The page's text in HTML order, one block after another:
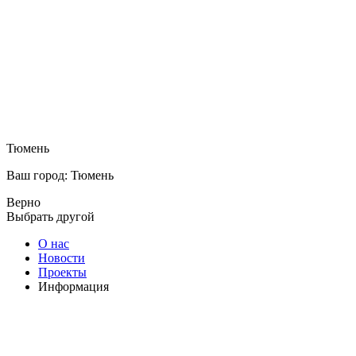
Тюмень
Ваш город: Тюмень
Верно
Выбрать другой
О нас
Новости
Проекты
Информация